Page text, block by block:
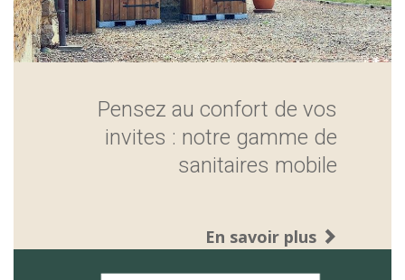
Pensez au confort de vos
invites : notre gamme de
sanitaires mobile
En savoir plus